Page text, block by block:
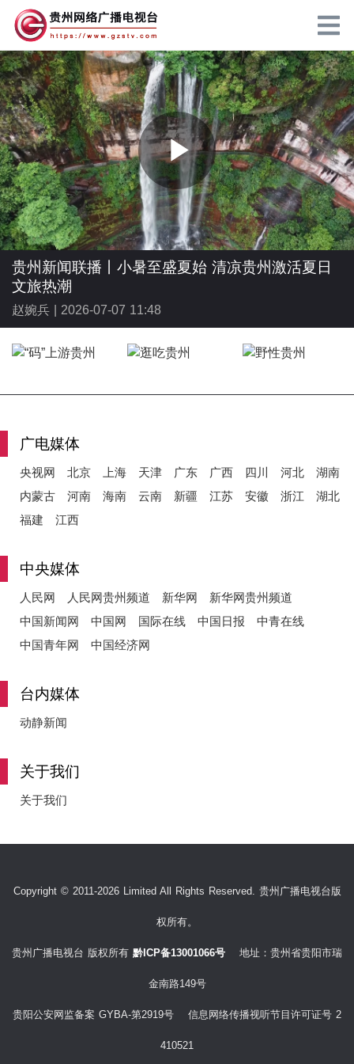
P
l
a
V
贵州新闻联播丨小暑至盛夏始 清凉贵州激活夏日
文旅热潮
赵婉兵 | 2026-07-07 11:48
广电媒体
央视网 北京 上海 天津 广东 广西 四川 河北
湖南
内蒙古
河南 海南 云南 新疆 江苏 安徽 浙江
湖北
福建
江西
中央媒体
人民网 人民网贵州频道 新华网
新华网贵州频道
中国新闻网
中国网 国际在线 中国日报
中青在线
中国青年网
中国经济网
台内媒体
动静新闻
关于我们
关于我们
Copyright © 2011-2026 Limited All Rights Reserved. 贵州广播电视台版
权所有。
贵州广播电视台 版权所有 黔ICP备13001066号 地址：贵州省贵阳市瑞
金南路149号
贵阳公安网监备案 GYBA-第2919号 信息网络传播视听节目许可证号 2
410521